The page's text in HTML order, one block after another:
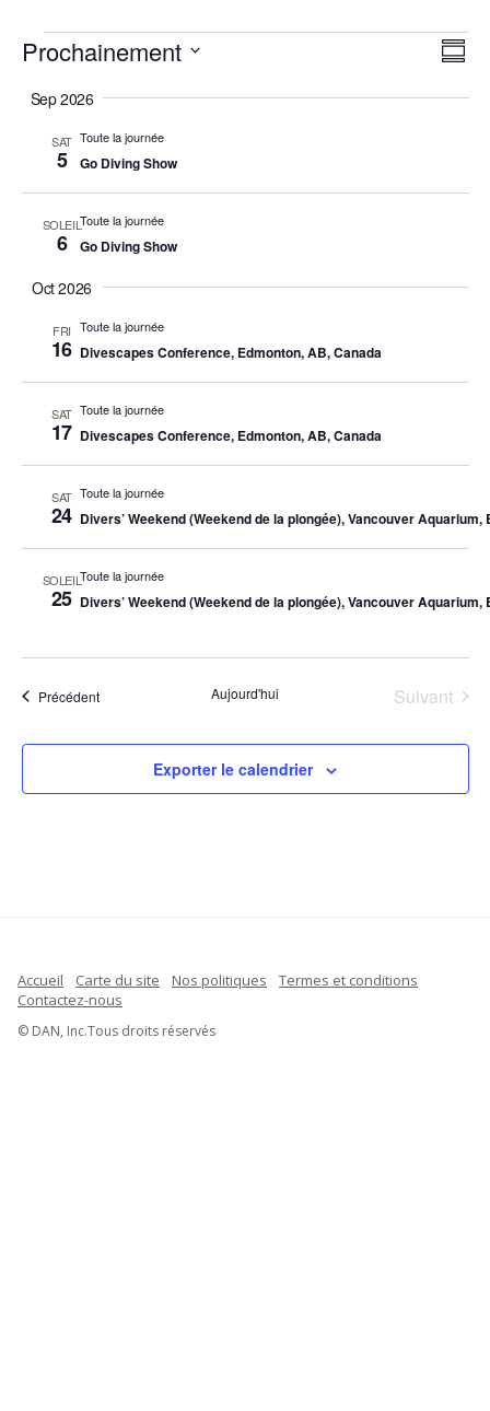
Évènements
Prochainement
laSep 2026
SAT
5
Toute la journée
Go Diving Show
SOLEIL
6
Toute la journée
Go Diving Show
Oct 2026
FRI
16
Toute la journée
Divescapes Conference, Edmonton, AB, Canada
SAT
17
Toute la journée
Divescapes Conference, Edmonton, AB, Canada
SAT
24
Toute la journée
Divers’ Weekend (Weekend de la plongée), Vancouver Aquarium,
SOLEIL
25
Toute la journée
Divers’ Weekend (Weekend de la plongée), Vancouver Aquarium,
PrécédentÉvènements Aujourd'hui
Suivant
Exporter le calendrier
Accueil Carte du site Nos politiques
Termes et conditions
Contactez-nous
© DAN, Inc.Tous droits réservés